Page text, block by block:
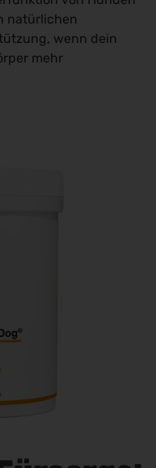
natürlichen
wenn dein
mehr